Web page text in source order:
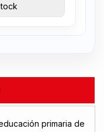
primaria de